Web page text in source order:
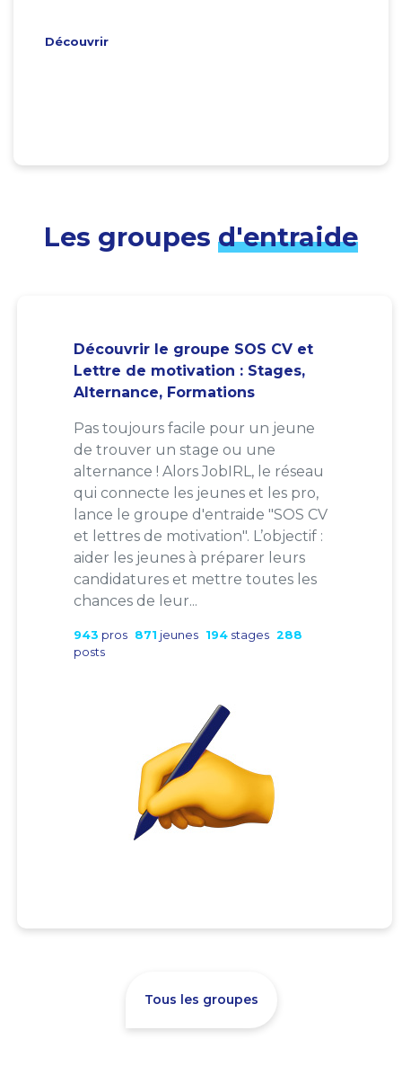
Découvrir
Les groupes d'entraide
Découvrir le groupe SOS CV et
Lettre de motivation : Stages,
Alternance, Formations
Pas toujours facile pour un jeune
de trouver un stage ou une
alternance ! Alors JobIRL, le réseau
qui connecte les jeunes et les pro,
lance le groupe d'entraide "SOS CV
et lettres de motivation". L’objectif :
aider les jeunes à préparer leurs
candidatures et mettre toutes les
chances de leur...
943 pros 871 jeunes 194 stages 288
posts
Tous les groupes